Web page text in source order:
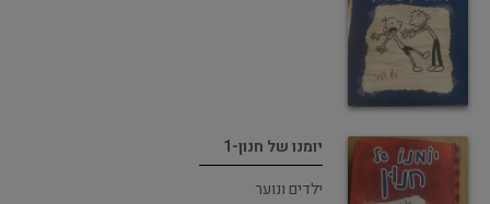
יומנו של חנון-1
ילדים ונוער